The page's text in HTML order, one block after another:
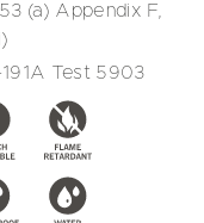
(a) Appendix F,
191A Test 5903